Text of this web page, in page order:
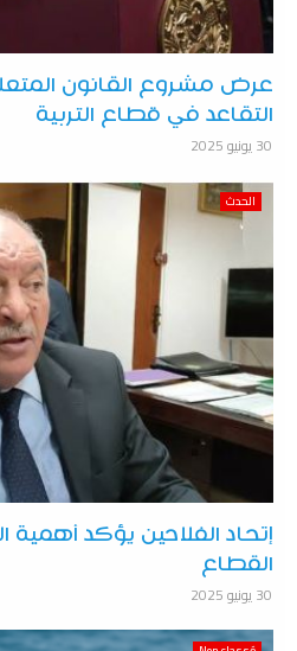
عرض مشروع القانون
التقاعد في قطاع التربية
30 يونيو 2025
الحدث
إتحاد الفلاحين يؤكد
القطاع
30 يونيو 2025